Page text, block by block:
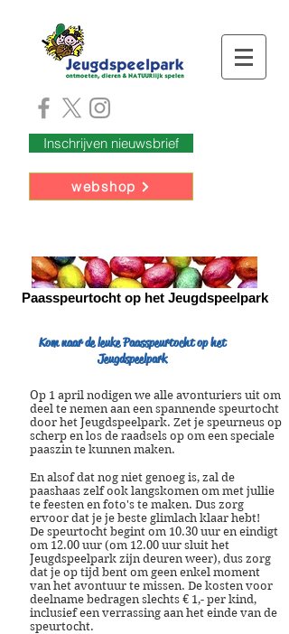
Inschrijven nieuwsbrief
webshop
Paasspeurtocht op het Jeugdspeelpark
Kom naar de leuke Paasspeurtocht op het
Jeugdspeelpark
Op 1 april nodigen we alle avonturiers uit om
deel te nemen aan een spannende speurtocht
door het Jeugdspeelpark. Zet je speurneus op
scherp en los de raadsels op om een speciale
paaszin te kunnen maken.
En alsof dat nog niet genoeg is, zal de
paashaas zelf ook langskomen om met jullie
te feesten en foto's te maken. Dus zorg
ervoor dat je je beste glimlach klaar hebt!
De speurtocht begint om 10.30 uur en eindigt
om 12.00 uur (om 12.00 uur sluit het
Jeugdspeelpark zijn deuren weer), dus zorg
dat je op tijd bent om geen enkel moment
van het avontuur te missen. De kosten voor
deelname bedragen slechts € 1,- per kind,
inclusief een verrassing aan het einde van de
speurtocht.